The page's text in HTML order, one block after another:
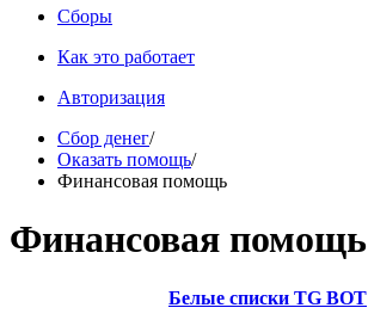
Сборы
Как это работает
Авторизация
Сбор денег/
Оказать помощь/
Финансовая помощь
Финансовая помощь
Белые списки TG BOT